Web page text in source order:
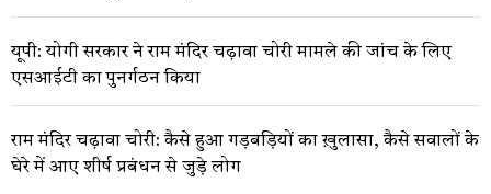
यूपी: योगी सरकार ने राम मंदिर चढ़ावा चोरी मामले की जांच के लिए
एसआईटी का पुनर्गठन किया
राम मंदिर चढ़ावा चोरी: कैसे हुआ गड़बड़ियों का ख़ुलासा, कैसे सवालों के
घेरे में आए शीर्ष प्रबंधन से जुड़े लोग